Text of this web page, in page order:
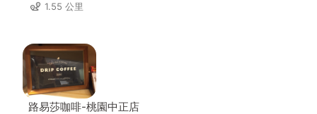
1.55 公里
路易莎咖啡-桃園中正店